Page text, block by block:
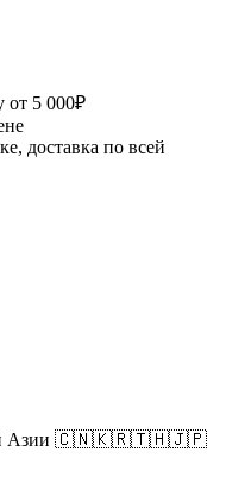
от 5 000₽
доставка по всей
всей Азии 🇨🇳🇰🇷🇹🇭🇯🇵